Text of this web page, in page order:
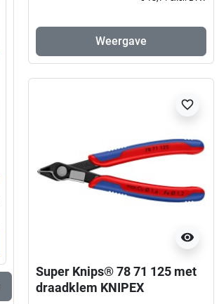
Super Knips® 78 03 125
€ 19,95 incl. BTW
€ 16,49 excl. BTW
Weergave
visibility
favorite_border
Super Knips® 78 71 125 met
draadklem KNIPEX